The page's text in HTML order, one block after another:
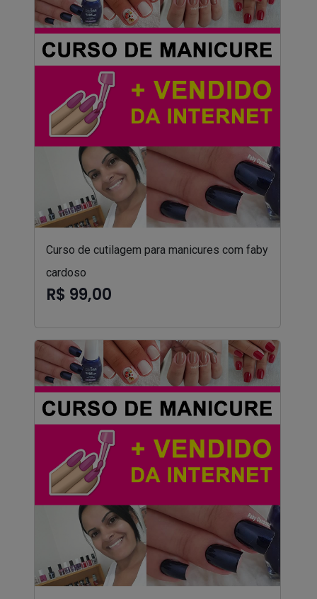
Curso de cutilagem para manicures com faby
cardoso
R$ 99,00